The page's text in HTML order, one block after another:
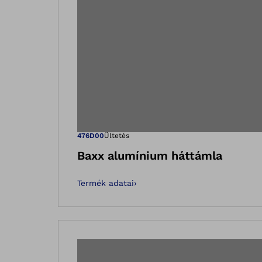
Megnyitja a
476D00Ültetés
Baxx alumínium háttámla
Termék adatai›